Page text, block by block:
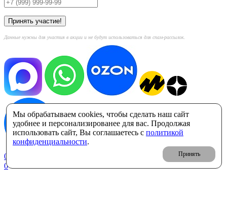
Мы обрабатываем cookies, чтобы сделать наш сайт
удобнее и персонализированее для вас. Продолжая
использовать сайт, Вы соглашаетесь с политикой
конфиденциальности.
Принять
Данные нужны для участия в акции и не будут использоваться для спам-рассылок.
0
0